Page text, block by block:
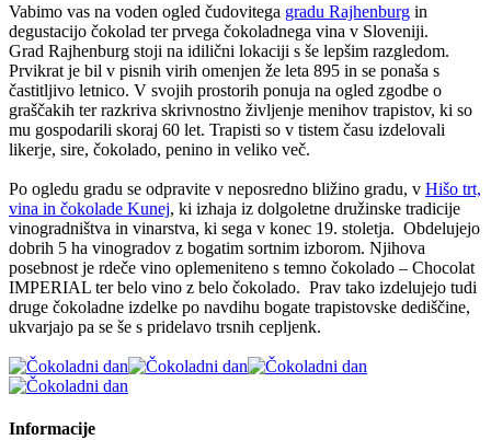
Vabimo vas na voden ogled čudovitega gradu Rajhenburg in
degustacijo čokolad ter prvega čokoladnega vina v Sloveniji.
Grad Rajhenburg stoji na idilični lokaciji s še lepšim razgledom.
Prvikrat je bil v pisnih virih omenjen že leta 895 in se ponaša s
častitljivo letnico. V svojih prostorih ponuja na ogled zgodbe o
graščakih ter razkriva skrivnostno življenje menihov trapistov, ki so
mu gospodarili skoraj 60 let. Trapisti so v tistem času izdelovali
likerje, sire, čokolado, penino in veliko več.
Po ogledu gradu se odpravite v neposredno bližino gradu, v Hišo trt,
vina in čokolade Kunej, ki izhaja iz dolgoletne družinske tradicije
vinogradništva in vinarstva, ki sega v konec 19. stoletja. Obdelujejo
dobrih 5 ha vinogradov z bogatim sortnim izborom. Njihova
posebnost je rdeče vino oplemeniteno s temno čokolado – Chocolat
IMPERIAL ter belo vino z belo čokolado. Prav tako izdelujejo tudi
druge čokoladne izdelke po navdihu bogate trapistovske dediščine,
ukvarjajo pa se še s pridelavo trsnih cepljenk.
Informacije